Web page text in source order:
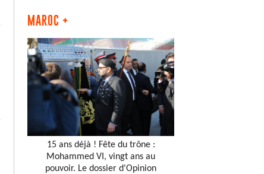
MAROC +
15 ans déjà ! Fête du trône :
Mohammed VI, vingt ans au
pouvoir. Le dossier d'Opinion